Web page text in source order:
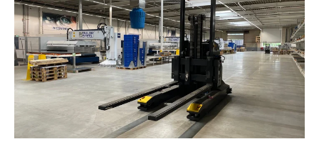
Emballage
Offices
Espace (semi-)ouverts
Pré-refroidissement CTA